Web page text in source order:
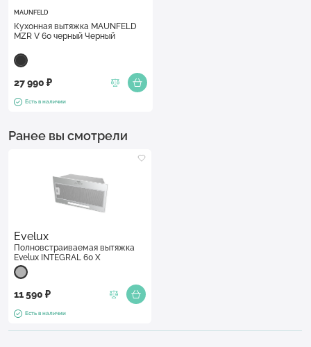
MAUNFELD
Кухонная вытяжка MAUNFELD
MZR V 60 черный Черный
27 990 ₽
Есть в наличии
Ранее вы смотрели
Evelux
Полновстраиваемая вытяжка
Evelux INTEGRAL 60 X
11 590 ₽
Есть в наличии